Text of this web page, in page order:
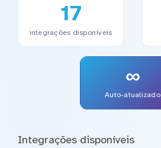
17
integrações disponíveis
∞
Auto-atualizado
Integrações disponíveis